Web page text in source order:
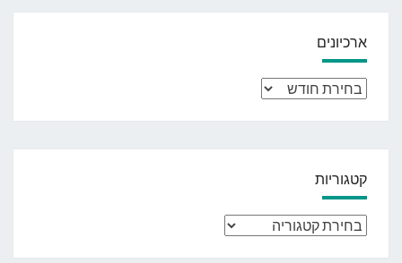
ארכיונים
ארכיונים
קטגוריות
קטגוריות